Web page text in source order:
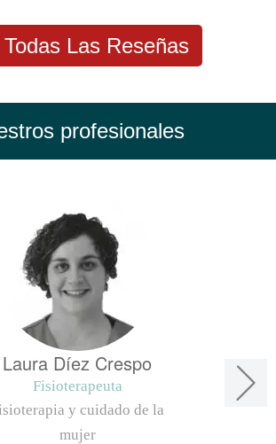
Las Reseñas
profesionales
Laura Díez Crespo
Fisioterapeuta
y cuidado de la
mujer